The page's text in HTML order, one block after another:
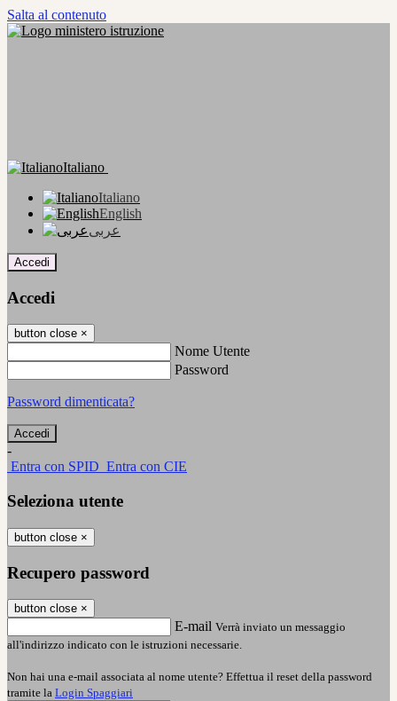
Salta al contenuto
Italiano
Italiano
English
عربى
Accedi
Accedi
button close ×
Nome Utente
Password
Password dimenticata?
-
Entra con SPID Entra con CIE
Seleziona utente
button close ×
Recupero password
button close ×
E-mail Verrà inviato un messaggio
all'indirizzo indicato con le istruzioni necessarie.
Non hai una e-mail associata al nome utente? Effettua il reset della password
tramite la Login Spaggiari